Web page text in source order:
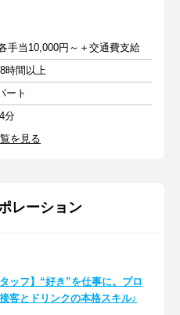
手当10,000円～＋交通費支給
時間以上
ート
分
を見る
レーション
タッフ】“好き”を仕事に。プロ
客とドリンクの本格スキル♪